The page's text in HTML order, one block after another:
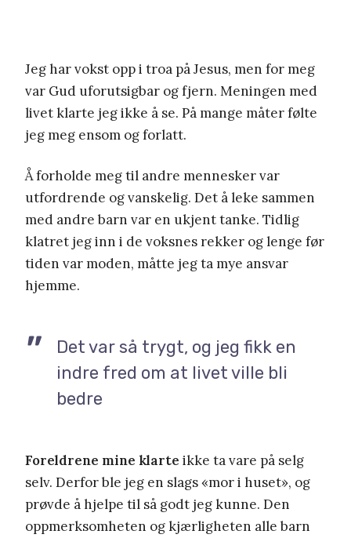
Jeg har vokst opp i troa på Jesus, men for meg
var Gud uforutsigbar og fjern. Meningen med
livet klarte jeg ikke å se. På mange måter følte
jeg meg ensom og forlatt.
Å forholde meg til andre mennesker var
utfordrende og vanskelig. Det å leke sammen
med andre barn var en ukjent tanke. Tidlig
klatret jeg inn i de voksnes rekker og lenge før
tiden var moden, måtte jeg ta mye ansvar
hjemme.
Det var så trygt, og jeg fikk en
indre fred om at livet ville bli
bedre
Foreldrene mine klarte ikke ta vare på selg
selv. Derfor ble jeg en slags «mor i huset», og
prøvde å hjelpe til så godt jeg kunne. Den
oppmerksomheten og kjærligheten alle barn